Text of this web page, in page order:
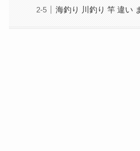
海釣り 川釣り 竿 違い